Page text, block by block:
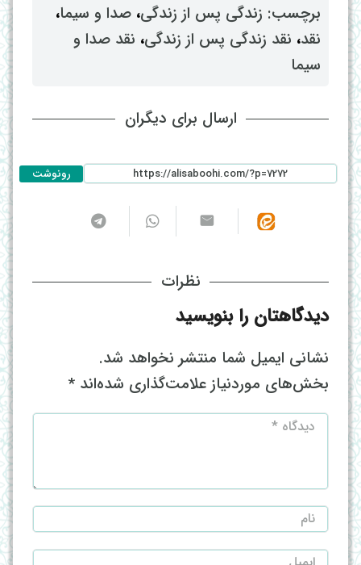
برچسب: ‌ زندگی پس از زندگی، ‌ صدا و سیما،
نقد، ‌ نقد زندگی پس از زندگی، ‌ نقد صدا و
سیما
ارسال برای دیگران
رونوشت
نظرات
دیدگاهتان را بنویسید
نشانی ایمیل شما منتشر نخواهد شد.
بخش‌های موردنیاز علامت‌گذاری شده‌اند *